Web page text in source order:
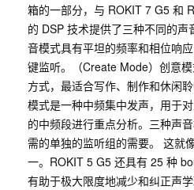
箱的一部分，与 ROKIT 7 G5 和
的 DSP 技术提供了三种不同的
音模式具有平坦的频率和相位响
键监听。（Create Mode）创意
方式，最适合写作、制作和休闲
模式是一种中频集中发声，用于
的中频段进行重点分析。三种声
需的单独的监听组的需要。 这就
一。ROKIT 5 G5 还具有 25 种
有助于极大限度地减少和纠正声